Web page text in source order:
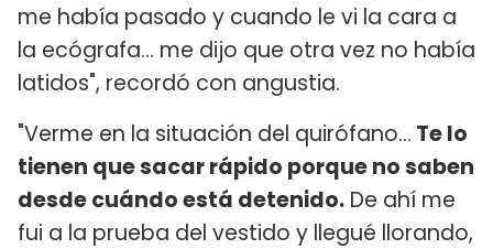
me había pasado y cuando le vi la cara a
la ecógrafa... me dijo que otra vez no había
latidos", recordó con angustia.
"Verme en la situación del quirófano... Te lo
tienen que sacar rápido porque no saben
desde cuándo está detenido. De ahí me
fui a la prueba del vestido y llegué llorando,